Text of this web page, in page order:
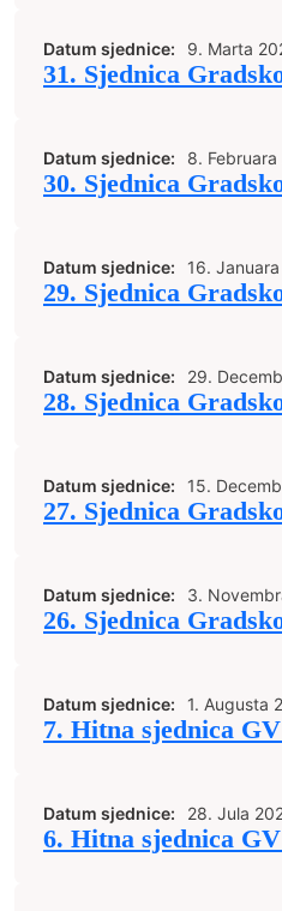
Datum sjednice: 9. Marta
31. Sjednica
Datum sjednice: 8.
30. Sjednica
Datum sjednice: 16.
29. Sjednica
Datum sjednice: 29.
28. Sjednica
Datum sjednice: 15.
27. Sjednica
Datum sjednice: 3.
26. Sjednica
Datum sjednice: 1. Augusta
7. Hitna sjednica
Datum sjednice: 28. Jula
6. Hitna sjednica